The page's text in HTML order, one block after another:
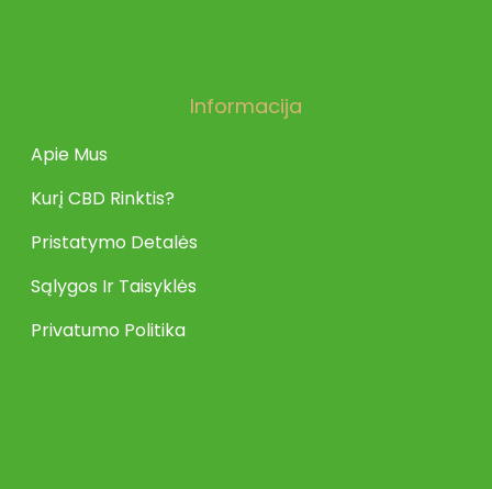
Informacija
Apie Mus
Kurį CBD Rinktis?
Pristatymo Detalės
Sąlygos Ir Taisyklės
Privatumo Politika